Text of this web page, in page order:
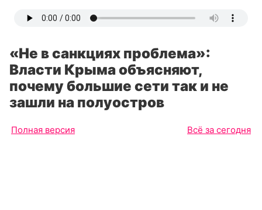
«Не в санкциях проблема»:
Власти Крыма объясняют,
почему большие сети так и не
зашли на полуостров
Полная версия Всё за сегодня